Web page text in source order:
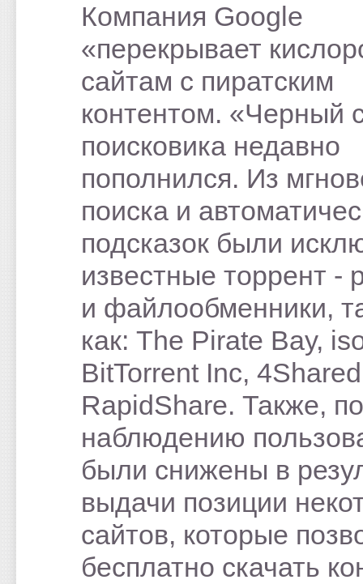
Компания Google
«перекрывает
сайтам с пиратским
контентом. «Черный
поисковика недавно
пополнился. Из
поиска и
подсказок были
известные торрент -
и файлообменники,
как: The Pirate Bay,
BitTorrent Inc,
RapidShare. Также, по
наблюдению
были снижены в
выдачи позиции
сайтов, которые
бесплатно скачать